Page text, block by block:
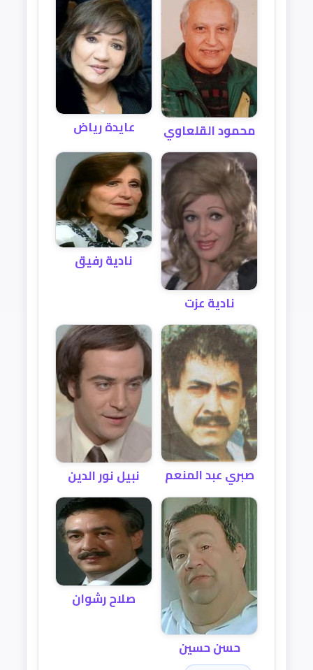
محمود القلعاوي عايدة رياض
نادية عزت
نادية رفيق
صبري عبد المنعم نبيل نور الدين
حسن حسين
صلاح رشوان